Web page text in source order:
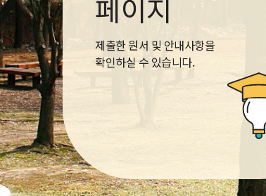
페이지
제출한 원서 및 안내사항을
확인하실 수 있습니다.